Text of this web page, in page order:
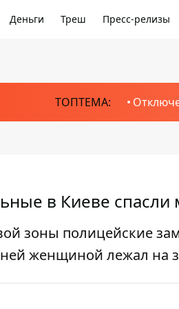
Деньги Треш Пресс-релизы
ТОПТЕМА:
в Киеве спасли
зоны полицейские
женщиной лежал на